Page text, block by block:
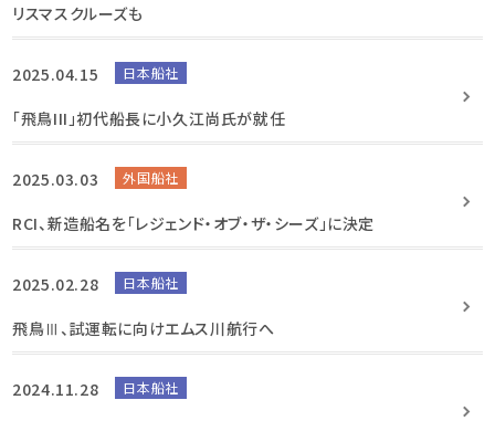
リスマスクルーズも
2025.04.15 日本船社
「飛鳥III」初代船長に小久江尚氏が就任
2025.03.03 外国船社
RCI、新造船名を「レジェンド・オブ・ザ・シーズ」に決定
2025.02.28 日本船社
飛鳥Ⅲ、試運転に向けエムス川航行へ
2024.11.28 日本船社